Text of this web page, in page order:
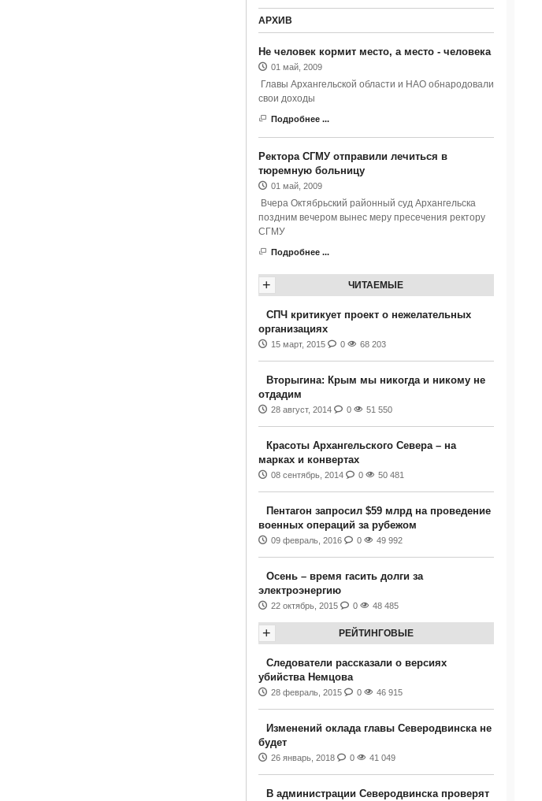
АРХИВ
Не человек кормит место, а место - человека
01 май, 2009
Главы Архангельской области и НАО обнародовали
свои доходы
Подробнее ...
Ректора СГМУ отправили лечиться в
тюремную больницу
01 май, 2009
Вчера Октябрьский районный суд Архангельска
поздним вечером вынес меру пресечения ректору
СГМУ
Подробнее ...
ЧИТАЕМЫЕ
+
СПЧ критикует проект о нежелательных
организациях
15 март, 2015 0 68 203
Вторыгина: Крым мы никогда и никому не
отдадим
28 август, 2014 0 51 550
Красоты Архангельского Севера – на
марках и конвертах
08 сентябрь, 2014 0 50 481
Пентагон запросил $59 млрд на проведение
военных операций за рубежом
09 февраль, 2016 0 49 992
Осень – время гасить долги за
электроэнергию
22 октябрь, 2015 0 48 485
РЕЙТИНГОВЫЕ
+
Следователи рассказали о версиях
убийства Немцова
28 февраль, 2015 0 46 915
Изменений оклада главы Северодвинска не
будет
26 январь, 2018 0 41 049
В администрации Северодвинска проверят